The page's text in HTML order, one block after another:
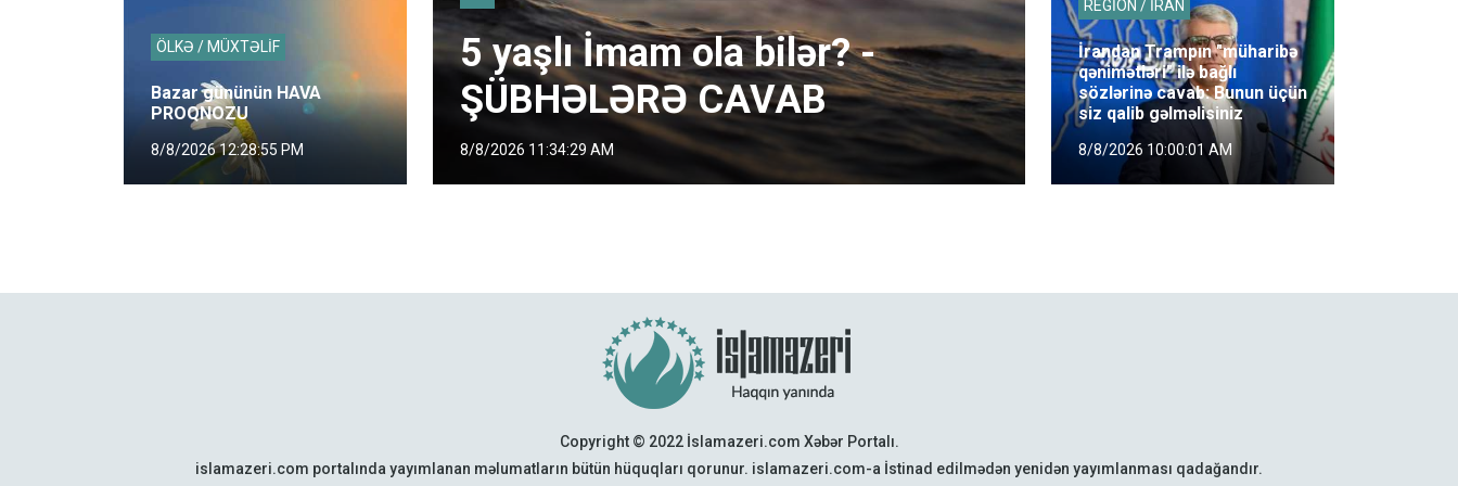
ÖLKƏ / MÜXTƏLİF
Bazar gününün HAVA
PROQNOZU
8/8/2026 12:28:55 PM
5 yaşlı İmam ola bilər? -
ŞÜBHƏLƏRƏ CAVAB
8/8/2026 11:34:29 AM
REGİON / İRAN
İrandan Trampın "müharibə
qənimətləri" ilə bağlı
sözlərinə cavab: Bunun üçün
siz qalib gəlməlisiniz
8/8/2026 10:00:01 AM
Copyright © 2022 İslamazeri.com Xəbər Portalı.
islamazeri.com portalında yayımlanan məlumatların bütün hüquqları qorunur. islamazeri.com-a İstinad edilmədən yenidən yayımlanması qadağandır.